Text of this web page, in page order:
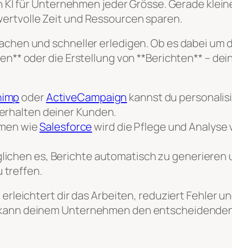
für Unternehmen jeder Grösse. Gerade
Zeit und Ressourcen sparen.
und schneller erledigen. Ob es dabei um
oder die Erstellung von **Berichten** –
oderActiveCampaign kannst du
deiner Kunden.
wieSalesforcewird die Pflege und
es, Berichte automatisch zu generieren
treffen.
dir das Arbeiten, reduziert Fehler
deinem Unternehmen den